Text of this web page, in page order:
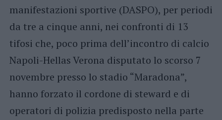
manifestazioni sportive (DASPO), per periodi
da tre a cinque anni, nei confronti di 13
tifosi che, poco prima dell’incontro di calcio
Napoli-Hellas Verona disputato lo scorso 7
novembre presso lo stadio “Maradona”,
hanno forzato il cordone di steward e di
operatori di polizia predisposto nella parte